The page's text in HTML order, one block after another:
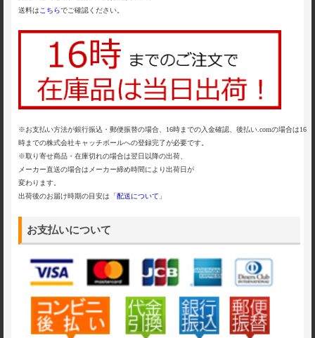
送料は こちらでご確認ください。
※お支払い方法が銀行振込・郵便振替の場合、16時までの入金確認、後払い.comの場合は16
時までの株式会社キャッチボールへの登録完了が必要です。
※取り寄せ商品・在庫切れの場合は翌日以降の出荷、
メーカー直送の場合はメーカー締め時間により出荷日が
変わります。
出荷後のお届け時期の目安は「配送について 」
お支払いについて